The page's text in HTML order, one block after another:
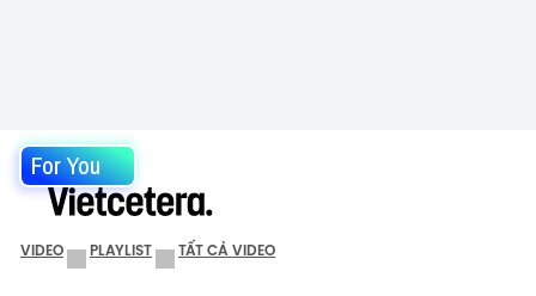
For You
VIDEO PLAYLIST TẤT CẢ VIDEO